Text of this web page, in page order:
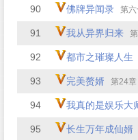
90 佛牌异闻录 第六
91 我从异界归来
92 都市之璀璨人生
93 完美赘婿 第24章
94 我真的是娱乐大
95 长生万年成仙婿